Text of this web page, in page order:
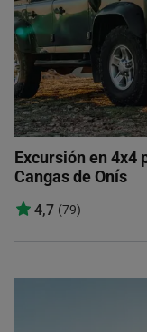
Excursión en 4x4
Cangas de Onís
4,7 (79)